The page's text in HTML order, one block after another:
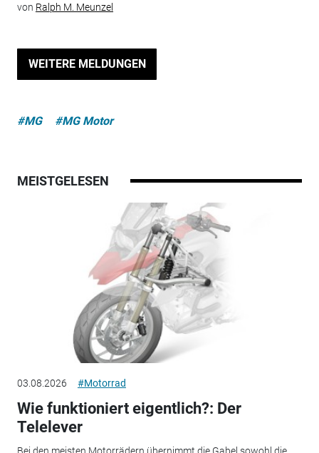
von Ralph M. Meunzel
WEITERE MELDUNGEN
#MG #MG Motor
MEISTGELESEN
03.08.2026 #Motorrad
Wie funktioniert eigentlich?: Der
Telelever